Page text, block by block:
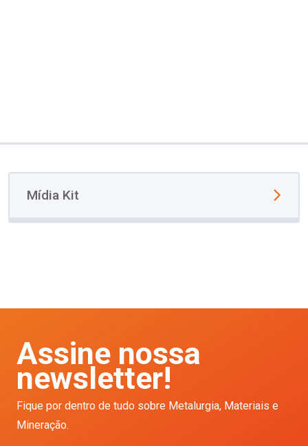
Mídia Kit
Assine nossa
newsletter!
Fique por dentro de tudo sobre Metalurgia, Materiais e
Mineração.